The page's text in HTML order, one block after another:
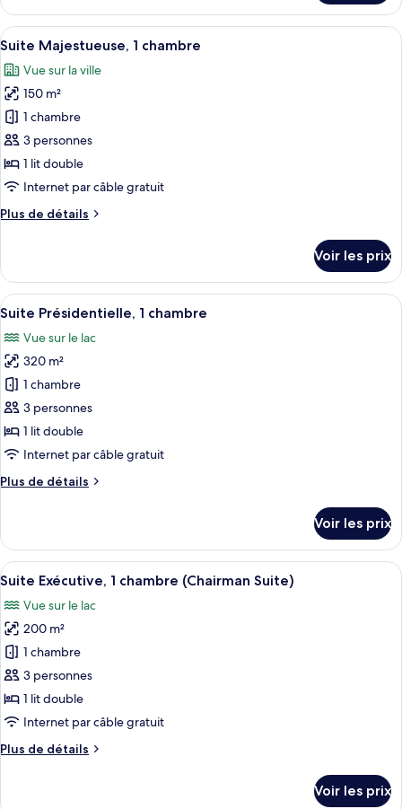
2
lits
doubles,
non-
fumeurs
le
type
de
Chambre
Exécutive,
lits
doubles,
non-
fumeurs
Afficher
toutes
les
photos
pour
ce
type
de
chambre :
Suite
chambre
Une chambre d’hôtel moderne
15
Suite Majestueuse, 1 chambre
Vue sur la ville
150 m²
1 chambre
3 personnes
1 lit double
Internet par câble gratuit
Plus de détails
Plus
le
type
de
Suite
Majestueuse,
chambre
Voir les prix
Afficher
toutes
les
photos
pour
ce
type
de
chambre :
Suite
chambre
Une chambre d’hôtel moderne
13
Suite Présidentielle, 1 chambre
Vue sur le lac
320 m²
1 chambre
3 personnes
1 lit double
Internet par câble gratuit
Plus de détails
Plus
le
type
de
Suite
Présidentielle,
chambre
Voir les prix
Afficher
toutes
les
photos
pour
ce
type
de
chambre :
Suite
Un salon moderne comprenant un
11
Suite Exécutive, 1 chambre (Chairman Suite)
Vue sur le lac
200 m²
1 chambre
3 personnes
1 lit double
Internet par câble gratuit
Plus de détails
Plus
Voir les prix